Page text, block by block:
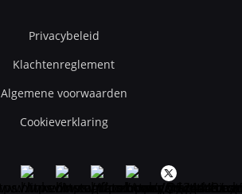
Privacybeleid
Klachtenreglement
Algemene voorwaarden
Cookieverklaring